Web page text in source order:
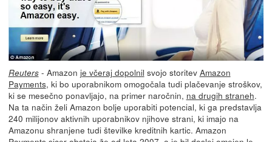
Reuters- Amazon je včeraj dopolnil svojo storitev Amazon
Payments, ki bo uporabnikom omogočala tudi plačevanje stroškov,
ki se mesečno ponavljajo, na primer naročnin, na drugih straneh.
Na ta način želi Amazon bolje uporabiti potencial, ki ga predstavlja
240 milijonov aktivnih uporabnikov njihove strani, ki imajo na
Amazonu shranjene tudi številke kreditnih kartic. Amazon